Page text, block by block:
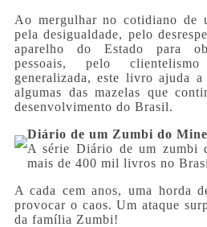
Ao mergulhar no cotidiano de
pela desigualdade, pelo
aparelho do Estado para
pessoais, pelo
generalizada, este livro ajuda
algumas das mazelas que
desenvolvimento do Brasil.
Diário de um Zumbi do
A série Diário de um zumbi
mais de 400 mil livros no
A cada cem anos, uma horda
provocar o caos. Um ataque
da família Zumbi!